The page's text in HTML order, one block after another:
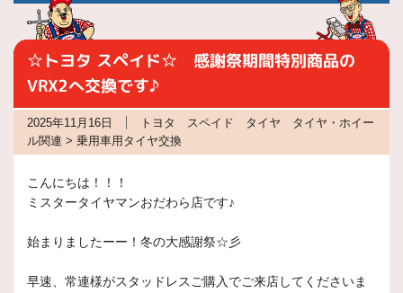
☆トヨタ スペイド☆ 感謝祭期間特別商品の
VRX2へ交換です♪
2025年11月16日
トヨタ スペイド タイヤ タイヤ・ホイー
ル関連 > 乗用車用タイヤ交換
こんにちは！！！
ミスタータイヤマンおだわら店です♪
始まりましたーー！冬の大感謝祭☆彡
早速、常連様がスタッドレスご購入でご来店してくださいま